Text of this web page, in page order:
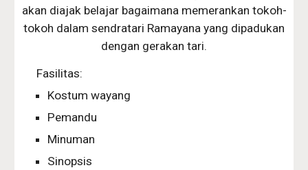
akan diajak belajar bagaimana memerankan tokoh-
tokoh dalam sendratari Ramayana yang dipadukan
dengan gerakan tari.
Fasilitas:
Kostum wayang
Pemandu
Minuman
Sinopsis